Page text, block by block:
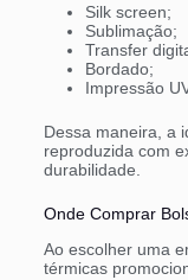
Silk screen;
Sublimação;
Transfer
Bordado;
Impressão
Dessa maneira, a
reproduzida com
durabilidade.
Onde Comprar
Ao escolher uma
térmicas